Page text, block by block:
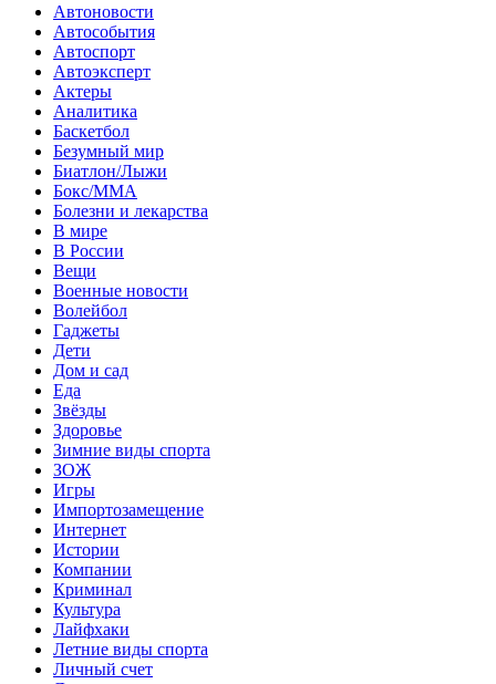
Автоновости
Автособытия
Автоспорт
Автоэксперт
Актеры
Аналитика
Баскетбол
Безумный мир
Биатлон/Лыжи
Бокс/MMA
Болезни и лекарства
В мире
В России
Вещи
Военные новости
Волейбол
Гаджеты
Дети
Дом и сад
Еда
Звёзды
Здоровье
Зимние виды спорта
ЗОЖ
Игры
Импортозамещение
Интернет
Истории
Компании
Криминал
Культура
Лайфхаки
Летние виды спорта
Личный счет